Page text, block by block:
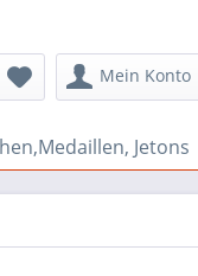
Mein Konto
Jetons